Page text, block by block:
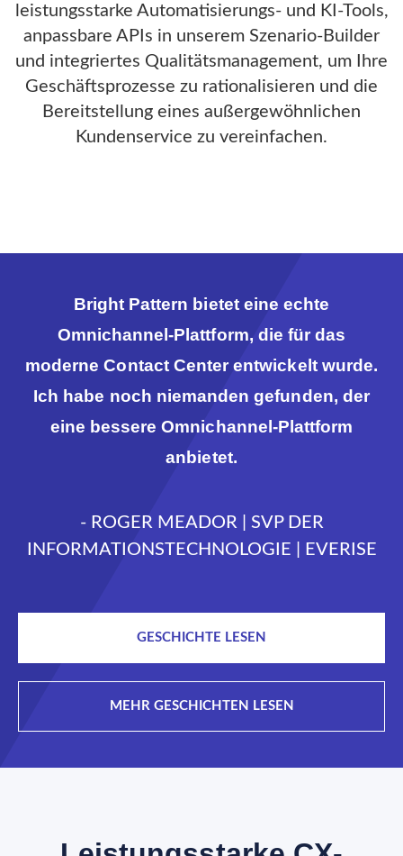
leistungsstarke Automatisierungs- und KI-Tools,
anpassbare APIs in unserem Szenario-Builder
und integriertes Qualitätsmanagement, um Ihre
Geschäftsprozesse zu rationalisieren und die
Bereitstellung eines außergewöhnlichen
Kundenservice zu vereinfachen.
Bright Pattern bietet eine echte
Omnichannel-Plattform, die für das
moderne Contact Center entwickelt wurde.
Ich habe noch niemanden gefunden, der
eine bessere Omnichannel-Plattform
anbietet.
- ROGER MEADOR | SVP DER
INFORMATIONSTECHNOLOGIE | EVERISE
GESCHICHTE LESEN
MEHR GESCHICHTEN LESEN